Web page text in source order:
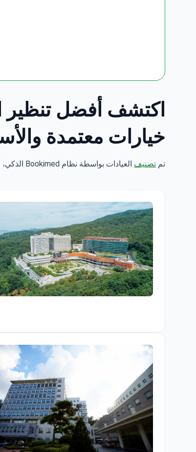
خيارات معتمدة
تم تصنيف العيادات بواسطة نظام Bookimed الذكي، باستخدام تحليل علوم البيانات عبر 5 معايير رئيسية.